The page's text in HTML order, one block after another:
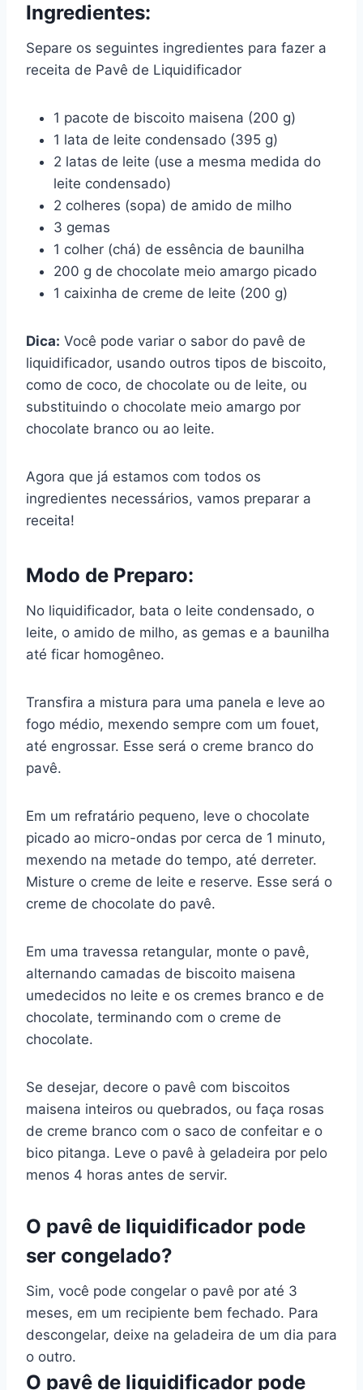
Ingredientes:
Separe os seguintes ingredientes para fazer a
receita de Pavê de Liquidificador
1 pacote de biscoito maisena (200 g)
1 lata de leite condensado (395 g)
2 latas de leite (use a mesma medida do
leite condensado)
2 colheres (sopa) de amido de milho
3 gemas
1 colher (chá) de essência de baunilha
200 g de chocolate meio amargo picado
1 caixinha de creme de leite (200 g)
Dica: Você pode variar o sabor do pavê de
liquidificador, usando outros tipos de biscoito,
como de coco, de chocolate ou de leite, ou
substituindo o chocolate meio amargo por
chocolate branco ou ao leite.
Agora que já estamos com todos os
ingredientes necessários, vamos preparar a
receita!
Modo de Preparo:
No liquidificador, bata o leite condensado, o
leite, o amido de milho, as gemas e a baunilha
até ficar homogêneo.
Transfira a mistura para uma panela e leve ao
fogo médio, mexendo sempre com um fouet,
até engrossar. Esse será o creme branco do
pavê.
Em um refratário pequeno, leve o chocolate
picado ao micro-ondas por cerca de 1 minuto,
mexendo na metade do tempo, até derreter.
Misture o creme de leite e reserve. Esse será o
creme de chocolate do pavê.
Em uma travessa retangular, monte o pavê,
alternando camadas de biscoito maisena
umedecidos no leite e os cremes branco e de
chocolate, terminando com o creme de
chocolate.
Se desejar, decore o pavê com biscoitos
maisena inteiros ou quebrados, ou faça rosas
de creme branco com o saco de confeitar e o
bico pitanga. Leve o pavê à geladeira por pelo
menos 4 horas antes de servir.
O pavê de liquidificador pode
ser congelado?
Sim, você pode congelar o pavê por até 3
meses, em um recipiente bem fechado. Para
descongelar, deixe na geladeira de um dia para
o outro.
O pavê de liquidificador pode